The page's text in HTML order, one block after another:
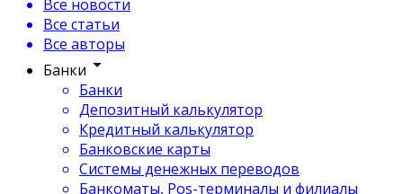
Все новости
Все статьи
Все авторы
Банки
Банки
Депозитный калькулятор
Кредитный калькулятор
Банковские карты
Системы денежных переводов
Банкоматы, Pos-терминалы и филиалы